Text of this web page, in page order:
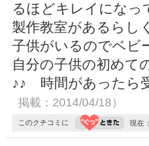
るほどキレイになっ
製作教室があるらし
子供がいるのでベビ
自分の子供の初めて
♪♪ 時間があったら
掲載：2014/04/18）
このクチコミに 現在：